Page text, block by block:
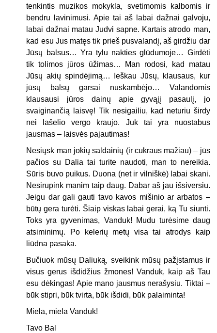
tenkintis muzikos mokykla, svetimomis kalbomis ir
bendru lavinimusi. Apie tai aš labai dažnai galvoju,
labai dažnai matau Judvi sapne. Kartais atrodo man,
kad esu Jus matęs tik prieš pusvalandį, aš girdžiu dar
Jūsų balsus… Yra tylu nakties glūdumoje… Girdėti
tik tolimos jūros ūžimas… Man rodosi, kad matau
Jūsų akių spindėjimą… Ieškau Jūsų, klausaus, kur
jūsų balsų garsai nuskambėjo… Valandomis
klausausi jūros dainų apie gyvąjį pasaulį, jo
svaiginančią laisvę! Tik nesigailiu, kad neturiu širdy
nei lašelio vergo kraujo. Juk tai yra nuostabus
jausmas – laisvės pajautimas!
Nesiųsk man jokių saldainių (ir cukraus mažiau) – jūs
pačios su Dalia tai turite naudoti, man to nereikia.
Sūris buvo puikus. Duona (net ir vilniškė) labai skani.
Nesirūpink manim taip daug. Dabar aš jau išsiversiu.
Jeigu dar gali gauti tavo kavos mišinio ar arbatos –
būtų gera turėti. Šiaip viskas labai gerai, ką Tu siunti.
Toks yra gyvenimas, Vanduk! Mudu turėsime daug
atsiminimų. Po kelerių metų visa tai atrodys kaip
liūdna pasaka.
Bučiuok mūsų Daliuką, sveikink mūsų pažįstamus ir
visus gerus išdidžius žmones! Vanduk, kaip aš Tau
esu dėkingas! Apie mano jausmus nerašysiu. Tiktai –
būk stipri, būk tvirta, būk išdidi, būk palaiminta!
Miela, miela Vanduk!
Tavo Bal